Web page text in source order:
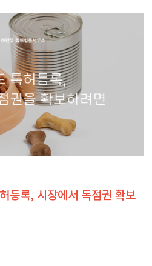
등록, 시장에서 독점권 확보